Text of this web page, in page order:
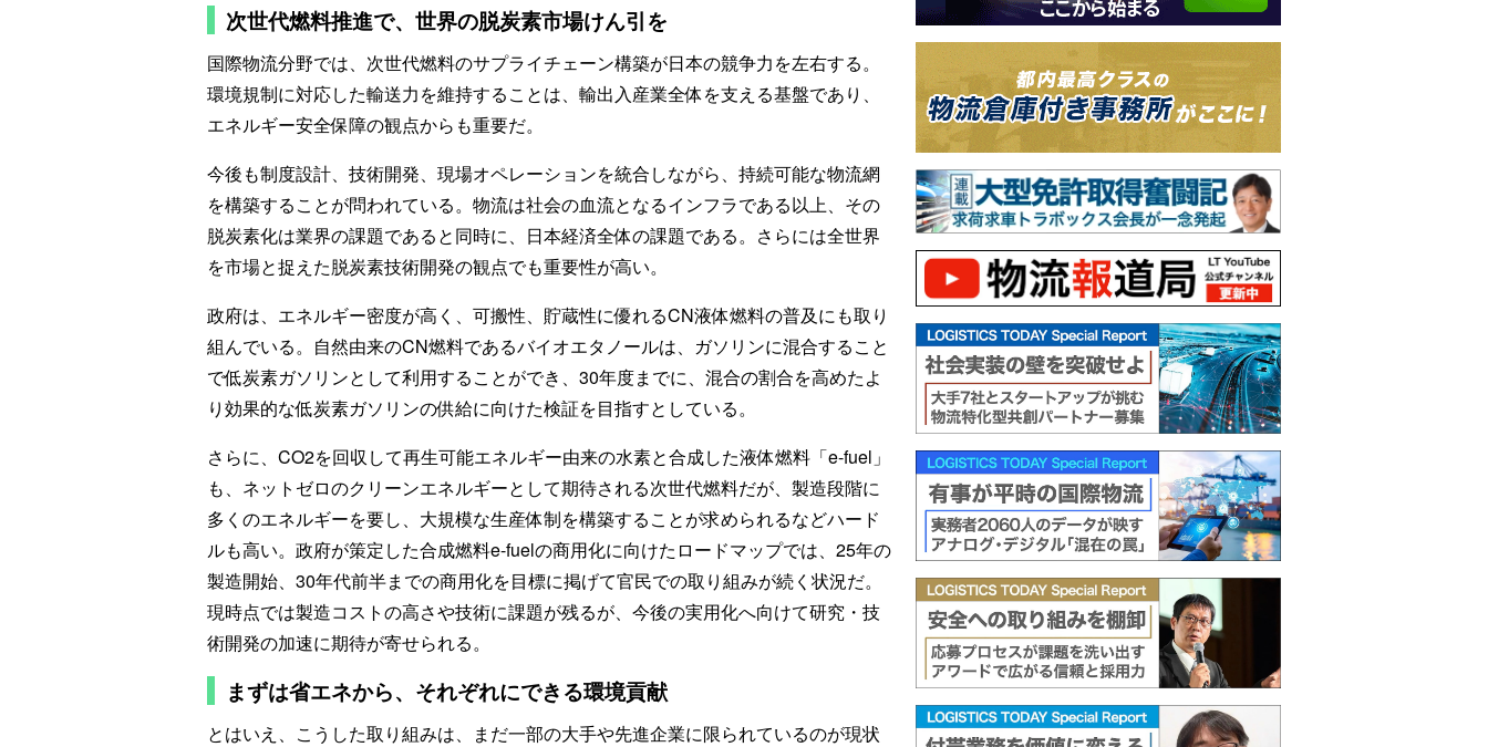
次世代燃料推進で、世界の脱炭素市場けん引を
国際物流分野では、次世代燃料のサプライチェーン構築が日本の競争力を左右する。
環境規制に対応した輸送力を維持することは、輸出入産業全体を支える基盤であり、
エネルギー安全保障の観点からも重要だ。
今後も制度設計、技術開発、現場オペレーションを統合しながら、持続可能な物流網
を構築することが問われている。物流は社会の血流となるインフラである以上、その
脱炭素化は業界の課題であると同時に、日本経済全体の課題である。さらには全世界
を市場と捉えた脱炭素技術開発の観点でも重要性が高い。
政府は、エネルギー密度が高く、可搬性、貯蔵性に優れるCN液体燃料の普及にも取り
組んでいる。自然由来のCN燃料であるバイオエタノールは、ガソリンに混合すること
で低炭素ガソリンとして利用することができ、30年度までに、混合の割合を高めたよ
り効果的な低炭素ガソリンの供給に向けた検証を目指すとしている。
さらに、CO2を回収して再生可能エネルギー由来の水素と合成した液体燃料「e-fuel」
も、ネットゼロのクリーンエネルギーとして期待される次世代燃料だが、製造段階に
多くのエネルギーを要し、大規模な生産体制を構築することが求められるなどハード
ルも高い。政府が策定した合成燃料e-fuelの商用化に向けたロードマップでは、25年の
製造開始、30年代前半までの商用化を目標に掲げて官民での取り組みが続く状況だ。
現時点では製造コストの高さや技術に課題が残るが、今後の実用化へ向けて研究・技
術開発の加速に期待が寄せられる。
まずは省エネから、それぞれにできる環境貢献
とはいえ、こうした取り組みは、まだ一部の大手や先進企業に限られているのが現状